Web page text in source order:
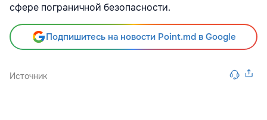
сфере пограничной безопасности.
Подпишитесь на новости Point.md в Google
Источник